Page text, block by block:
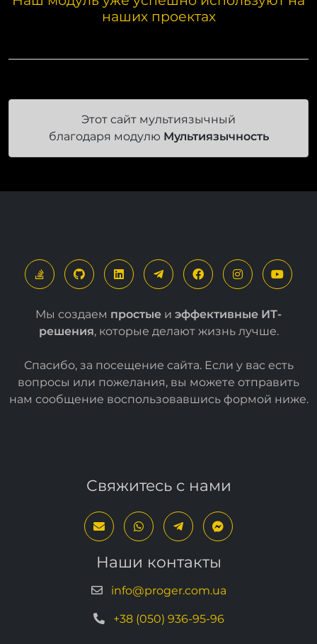
Наш модуль уже успешно используют на
Этот сайт мультиязычный
благодаря модулюМультиязычность
Мы создаемпростыеиэффективные ИТ-
Спасибо, за посещение сайта. Если у вас есть
вопросы или пожелания, вы можете отправить
Свяжитесь с нами
Наши контакты
info@proger.com.ua